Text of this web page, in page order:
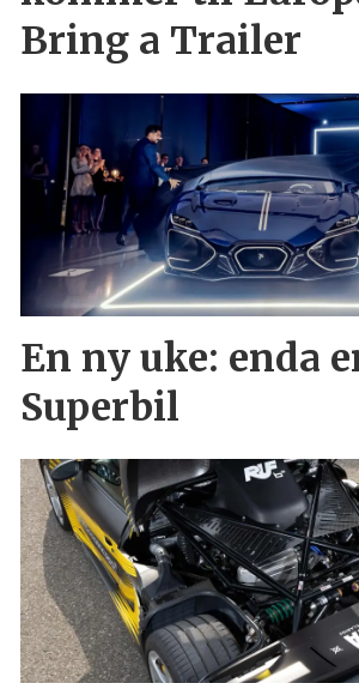
Bring a Trailer
En ny uke: enda
Superbil